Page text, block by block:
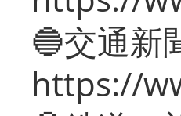
🔵交通新
https://